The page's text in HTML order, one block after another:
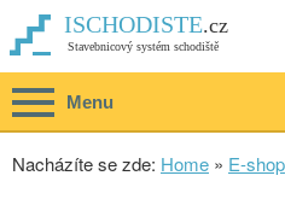
ISCHODISTE
Menu
Nacházíte se zde: Home » E-shop